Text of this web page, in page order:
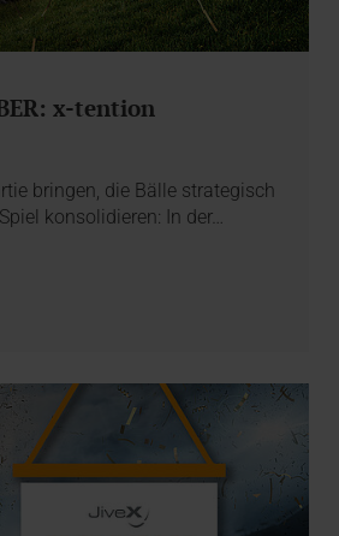
x-tention
bringen, die Bälle strategisch
konsolidieren: In der…